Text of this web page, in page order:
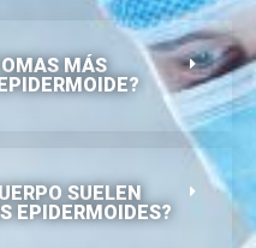
MÁS
SUELEN
EPIDERMOIDES?